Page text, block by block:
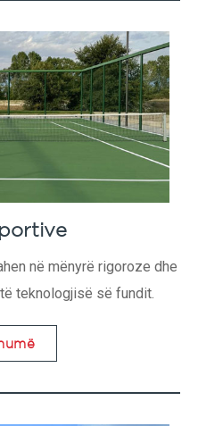
në mënyrë rigoroze dhe
teknologjisë së fundit.